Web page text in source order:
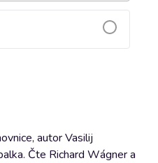
autor Vasilij
Čte Richard Wágner a